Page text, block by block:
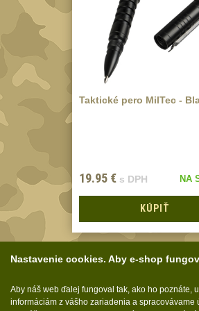
Ostatní
Montáže na hlaveň
Montáže pro
Předpažbí
Pre M4/AR15 29
Ostatní
Pažby
Raily, lišty, krytky66
Přední rukojeti50
Taktické pero MilTec -
19.95 € s DPH NA
KÚPIŤ
Zobraziť podľa
Nastavenie cookies. Aby e-shop
Aby náš web ďalej fungoval tak, ako ho poznáte,
informáciám z vášho zariadenia a spracovávame